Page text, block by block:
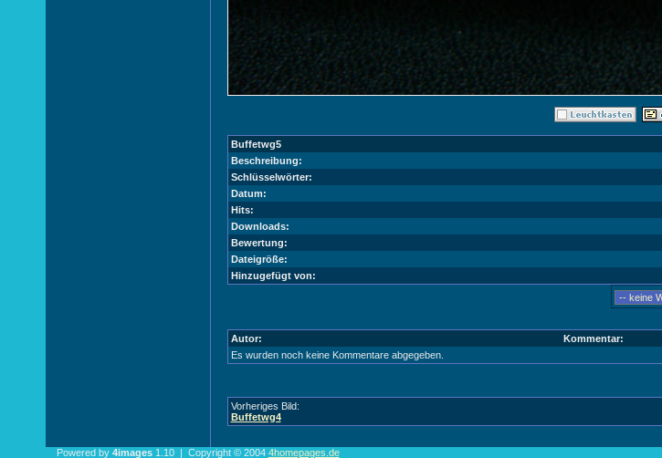
Buffetwg5
Beschreibung:
Schlüsselwörter:
Datum:
Hits:
Downloads:
Bewertung:
Dateigröße:
Hinzugefügt von:
Autor:
Kommentar:
Es wurden noch keine Kommentare abgegeben.
Vorheriges Bild:
Buffetwg4
Powered by 4images1.10 | Copyright © 2004 4homepages.de